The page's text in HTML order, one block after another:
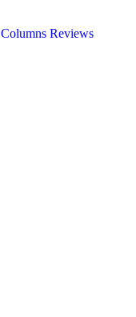
Columns Reviews